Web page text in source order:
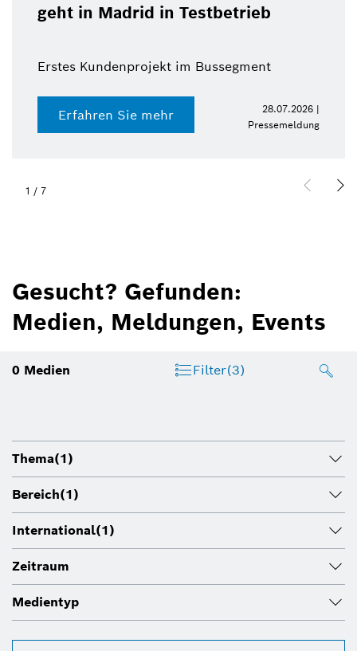
geht in Madrid in Testbetrieb
Erstes Kundenprojekt im Bussegment
Erfahren Sie mehr
28.07.2026 |
Pressemeldung
1 / 7
Gesucht? Gefunden:
Medien, Meldungen, Events
0 Medien Filter(3)
Thema(1)
Bereich(1)
International(1)
Zeitraum
Medientyp